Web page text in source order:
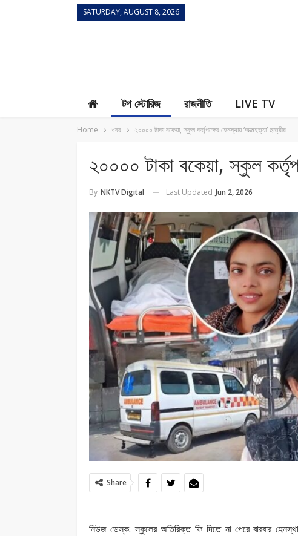
SATURDAY, AUGUST 8, 2026
টপ স্টোরিজ রাজনীতি LIVE TV
Home খবর ২০০০০ টাকা বকেয়া, স্কুল কর্তৃপক্ষের হেনস্থায় ‘আত্মহত্যা’ ছাত্রীর
২০০০০ টাকা বকেয়া, স্কুল
By NKTV Digital Last Updated Jun 2, 2026
Share
নিউজ ডেস্ক: স্কুলের অতিরিক্ত ফি দিতে না পেরে বারবার